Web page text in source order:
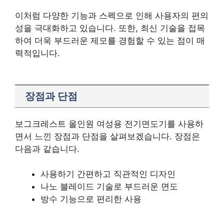
이처럼 다양한 기능과 스펙으로 인해 사용자의 편의
성을 극대화하고 있습니다. 또한, 최신 기술을 접목
하여 더욱 부드러운 제모를 경험할 수 있는 점이 매
력적입니다.
장점과 단점
보그크레스트 올인원 여성용 전기면도기를 사용하
면서 느낀 장점과 단점을 살펴보겠습니다. 장점은
다음과 같습니다.
사용하기 간편하고 직관적인 디자인
나노 블레이드 기술로 부드러운 면도
방수 기능으로 편리한 사용